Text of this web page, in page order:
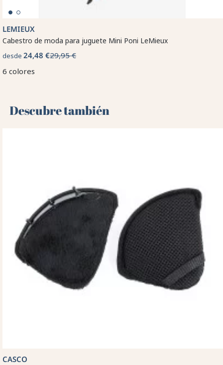
LEMIEUX
Cabestro de moda para juguete Mini Poni LeMieux
desde 24,48 €29,95 €
6 colores
Descubre también 🌻
CASCO